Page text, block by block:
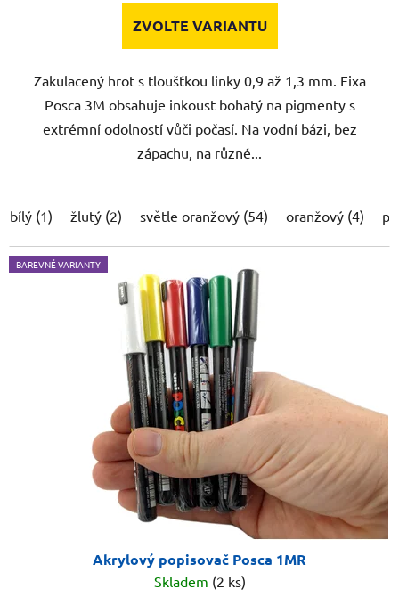
ZVOLTE VARIANTU
Zakulacený hrot s tloušťkou linky 0,9 až 1,3 mm. Fixa
Posca 3M obsahuje inkoust bohatý na pigmenty s
extrémní odolností vůči počasí. Na vodní bázi, bez
zápachu, na různé...
bílý (1) žlutý (2) světle oranžový (54) oranžový (4)
BAREVNÉ VARIANTY
Akrylový popisovač Posca 1MR
Skladem (2 ks)